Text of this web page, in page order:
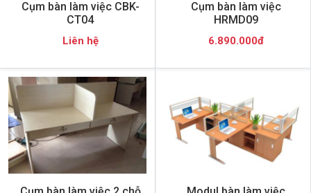
Cụm bàn làm việc CBK-
CT04
Liên hệ
Cụm bàn làm việc
HRMD09
6.890.000đ